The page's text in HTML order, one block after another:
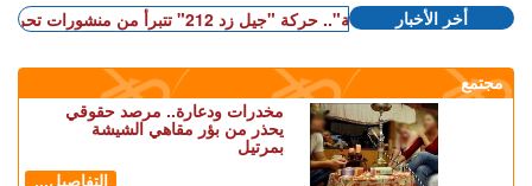
+ وصفتها بـ"المفبركة".. حركة "جيل زد 212" تتبرأ من منشورات تحرض على النزول إلى الشارع
أخر الأخبار
مجتمع
مخدرات ودعارة.. مرصد حقوقي
يحذر من بؤر مقاهي الشيشة
بمرتيل
التفاصيل...